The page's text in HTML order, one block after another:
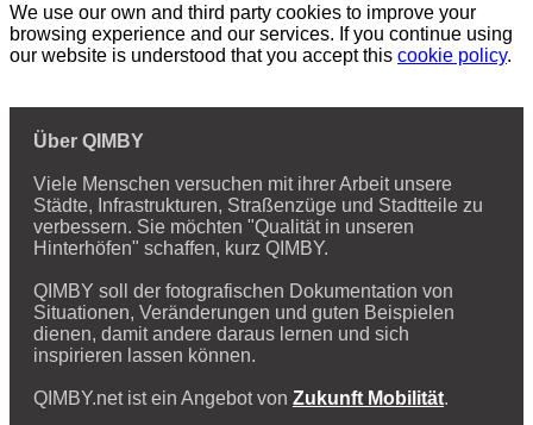
We use our own and third party cookies to improve your
browsing experience and our services. If you continue using
our website is understood that you accept this cookie policy.
Über QIMBY
Viele Menschen versuchen mit ihrer Arbeit unsere
Städte, Infrastrukturen, Straßenzüge und Stadtteile zu
verbessern. Sie möchten "Qualität in unseren
Hinterhöfen" schaffen, kurz QIMBY.
QIMBY soll der fotografischen Dokumentation von
Situationen, Veränderungen und guten Beispielen
dienen, damit andere daraus lernen und sich
inspirieren lassen können.
QIMBY.net ist ein Angebot von Zukunft Mobilität.